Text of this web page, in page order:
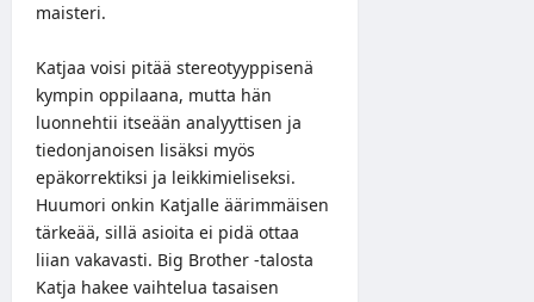
maisteri.
Katjaa voisi pitää stereotyyppisenä
kympin oppilaana, mutta hän
luonnehtii itseään analyyttisen ja
tiedonjanoisen lisäksi myös
epäkorrektiksi ja leikkimieliseksi.
Huumori onkin Katjalle äärimmäisen
tärkeää, sillä asioita ei pidä ottaa
liian vakavasti. Big Brother -talosta
Katja hakee vaihtelua tasaisen